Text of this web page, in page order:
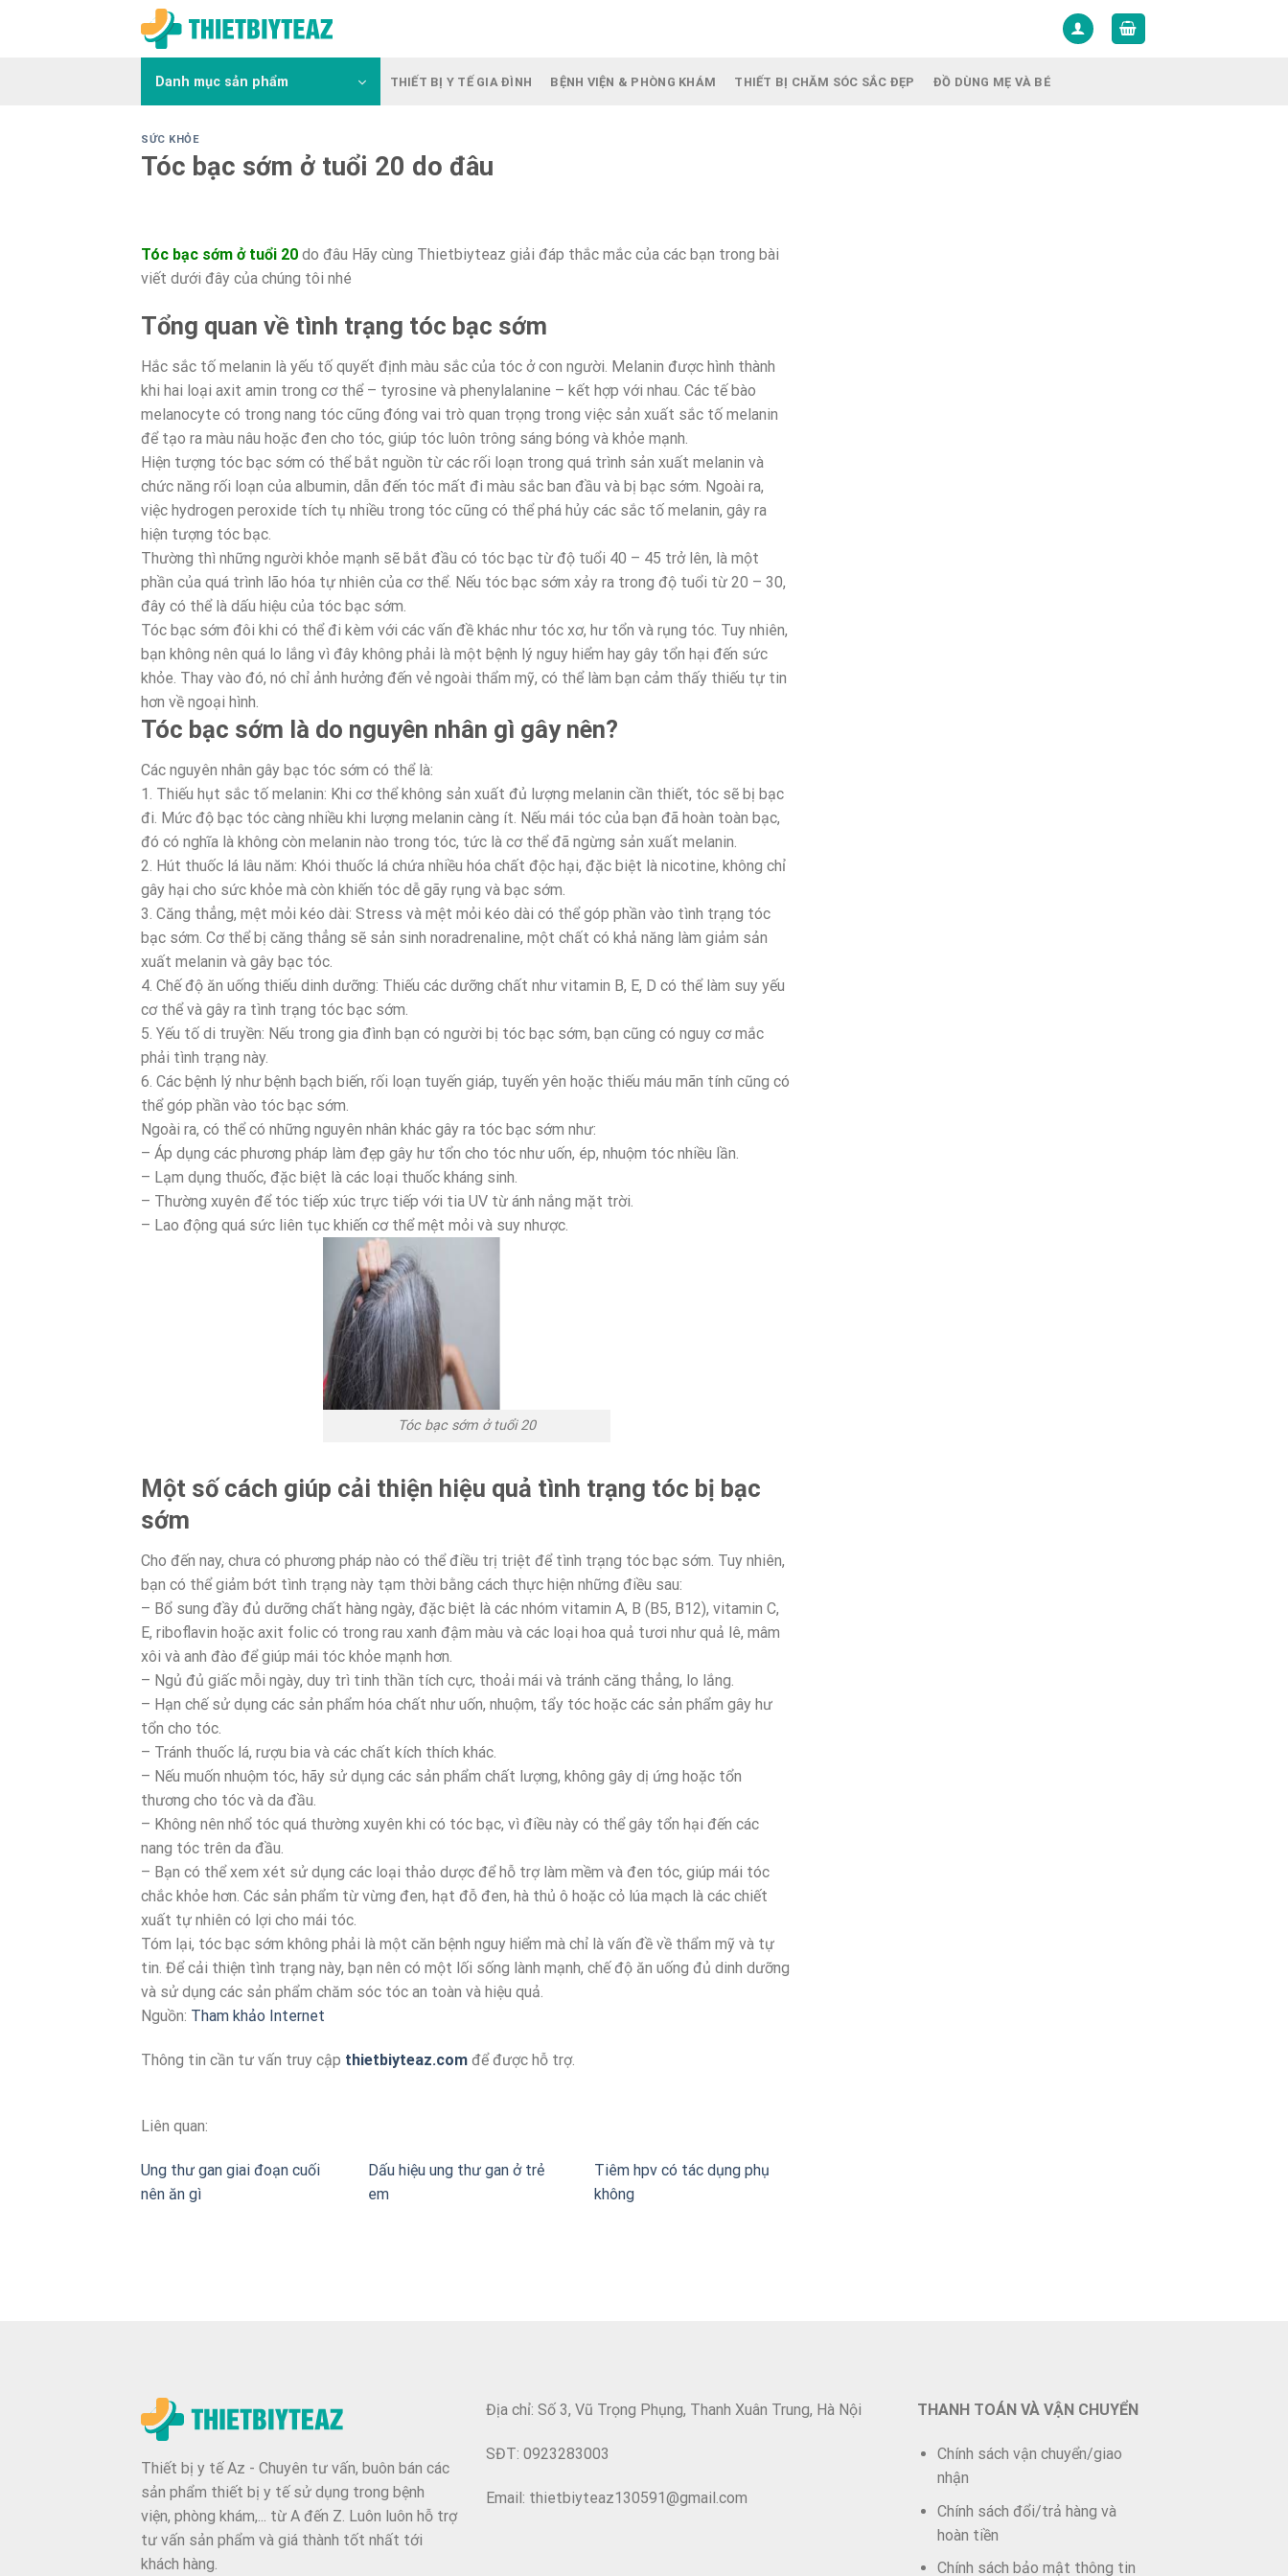
Danh mục sản phẩm THIẾT BỊ Y TẾ GIA ĐÌNH BỆNH VIỆN & PHÒNG KHÁM THIẾT BỊ CHĂM SÓC SẮC ĐẸP ĐỒ DÙNG MẸ VÀ BÉ
SỨC KHỎE
Tóc bạc sớm ở tuổi 20 do đâu
Tóc bạc sớm ở tuổi 20 do đâu Hãy cùng Thietbiyteaz giải đáp thắc mắc của các bạn trong bài
viết dưới đây của chúng tôi nhé
Tổng quan về tình trạng tóc bạc sớm
Hắc sắc tố melanin là yếu tố quyết định màu sắc của tóc ở con người. Melanin được hình thành
khi hai loại axit amin trong cơ thể – tyrosine và phenylalanine – kết hợp với nhau. Các tế bào
melanocyte có trong nang tóc cũng đóng vai trò quan trọng trong việc sản xuất sắc tố melanin
để tạo ra màu nâu hoặc đen cho tóc, giúp tóc luôn trông sáng bóng và khỏe mạnh.
Hiện tượng tóc bạc sớm có thể bắt nguồn từ các rối loạn trong quá trình sản xuất melanin và
chức năng rối loạn của albumin, dẫn đến tóc mất đi màu sắc ban đầu và bị bạc sớm. Ngoài ra,
việc hydrogen peroxide tích tụ nhiều trong tóc cũng có thể phá hủy các sắc tố melanin, gây ra
hiện tượng tóc bạc.
Thường thì những người khỏe mạnh sẽ bắt đầu có tóc bạc từ độ tuổi 40 – 45 trở lên, là một
phần của quá trình lão hóa tự nhiên của cơ thể. Nếu tóc bạc sớm xảy ra trong độ tuổi từ 20 – 30,
đây có thể là dấu hiệu của tóc bạc sớm.
Tóc bạc sớm đôi khi có thể đi kèm với các vấn đề khác như tóc xơ, hư tổn và rụng tóc. Tuy nhiên,
bạn không nên quá lo lắng vì đây không phải là một bệnh lý nguy hiểm hay gây tổn hại đến sức
khỏe. Thay vào đó, nó chỉ ảnh hưởng đến vẻ ngoài thẩm mỹ, có thể làm bạn cảm thấy thiếu tự tin
hơn về ngoại hình.
Tóc bạc sớm là do nguyên nhân gì gây nên?
Các nguyên nhân gây bạc tóc sớm có thể là:
1. Thiếu hụt sắc tố melanin: Khi cơ thể không sản xuất đủ lượng melanin cần thiết, tóc sẽ bị bạc
đi. Mức độ bạc tóc càng nhiều khi lượng melanin càng ít. Nếu mái tóc của bạn đã hoàn toàn bạc,
đó có nghĩa là không còn melanin nào trong tóc, tức là cơ thể đã ngừng sản xuất melanin.
2. Hút thuốc lá lâu năm: Khói thuốc lá chứa nhiều hóa chất độc hại, đặc biệt là nicotine, không chỉ
gây hại cho sức khỏe mà còn khiến tóc dễ gãy rụng và bạc sớm.
3. Căng thẳng, mệt mỏi kéo dài: Stress và mệt mỏi kéo dài có thể góp phần vào tình trạng tóc
bạc sớm. Cơ thể bị căng thẳng sẽ sản sinh noradrenaline, một chất có khả năng làm giảm sản
xuất melanin và gây bạc tóc.
4. Chế độ ăn uống thiếu dinh dưỡng: Thiếu các dưỡng chất như vitamin B, E, D có thể làm suy yếu
cơ thể và gây ra tình trạng tóc bạc sớm.
5. Yếu tố di truyền: Nếu trong gia đình bạn có người bị tóc bạc sớm, bạn cũng có nguy cơ mắc
phải tình trạng này.
6. Các bệnh lý như bệnh bạch biến, rối loạn tuyến giáp, tuyến yên hoặc thiếu máu mãn tính cũng có
thể góp phần vào tóc bạc sớm.
Ngoài ra, có thể có những nguyên nhân khác gây ra tóc bạc sớm như:
– Áp dụng các phương pháp làm đẹp gây hư tổn cho tóc như uốn, ép, nhuộm tóc nhiều lần.
– Lạm dụng thuốc, đặc biệt là các loại thuốc kháng sinh.
– Thường xuyên để tóc tiếp xúc trực tiếp với tia UV từ ánh nắng mặt trời.
– Lao động quá sức liên tục khiến cơ thể mệt mỏi và suy nhược.
Tóc bạc sớm ở tuổi 20
Một số cách giúp cải thiện hiệu quả tình trạng tóc bị bạc
sớm
Cho đến nay, chưa có phương pháp nào có thể điều trị triệt để tình trạng tóc bạc sớm. Tuy nhiên,
bạn có thể giảm bớt tình trạng này tạm thời bằng cách thực hiện những điều sau:
– Bổ sung đầy đủ dưỡng chất hàng ngày, đặc biệt là các nhóm vitamin A, B (B5, B12), vitamin C,
E, riboflavin hoặc axit folic có trong rau xanh đậm màu và các loại hoa quả tươi như quả lê, mâm
xôi và anh đào để giúp mái tóc khỏe mạnh hơn.
– Ngủ đủ giấc mỗi ngày, duy trì tinh thần tích cực, thoải mái và tránh căng thẳng, lo lắng.
– Hạn chế sử dụng các sản phẩm hóa chất như uốn, nhuộm, tẩy tóc hoặc các sản phẩm gây hư
tổn cho tóc.
– Tránh thuốc lá, rượu bia và các chất kích thích khác.
– Nếu muốn nhuộm tóc, hãy sử dụng các sản phẩm chất lượng, không gây dị ứng hoặc tổn
thương cho tóc và da đầu.
– Không nên nhổ tóc quá thường xuyên khi có tóc bạc, vì điều này có thể gây tổn hại đến các
nang tóc trên da đầu.
– Bạn có thể xem xét sử dụng các loại thảo dược để hỗ trợ làm mềm và đen tóc, giúp mái tóc
chắc khỏe hơn. Các sản phẩm từ vừng đen, hạt đỗ đen, hà thủ ô hoặc cỏ lúa mạch là các chiết
xuất tự nhiên có lợi cho mái tóc.
Tóm lại, tóc bạc sớm không phải là một căn bệnh nguy hiểm mà chỉ là vấn đề về thẩm mỹ và tự
tin. Để cải thiện tình trạng này, bạn nên có một lối sống lành mạnh, chế độ ăn uống đủ dinh dưỡng
và sử dụng các sản phẩm chăm sóc tóc an toàn và hiệu quả.
Nguồn: Tham khảo Internet
Thông tin cần tư vấn truy cập thietbiyteaz.com để được hỗ trợ.
Liên quan:
Ung thư gan giai đoạn cuối
nên ăn gì
Dấu hiệu ung thư gan ở trẻ
em
Tiêm hpv có tác dụng phụ
không
Thiết bị y tế Az - Chuyên tư vấn, buôn bán các
sản phẩm thiết bị y tế sử dụng trong bệnh
viện, phòng khám,... từ A đến Z. Luôn luôn hỗ trợ
tư vấn sản phẩm và giá thành tốt nhất tới
khách hàng.
Địa chỉ: Số 3, Vũ Trọng Phụng, Thanh Xuân Trung, Hà Nội
SĐT: 0923283003
Email: thietbiyteaz130591@gmail.com
THANH TOÁN VÀ VẬN CHUYỂN
Chính sách vận chuyển/giao
nhận
Chính sách đổi/trả hàng và
hoàn tiền
Chính sách bảo mật thông tin